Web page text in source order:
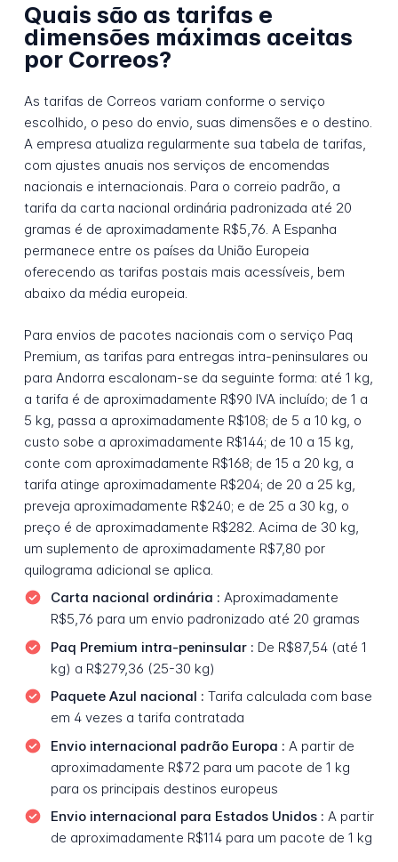
Quais são as tarifas e
dimensões máximas aceitas
por Correos?
As tarifas de Correos variam conforme o serviço
escolhido, o peso do envio, suas dimensões e o destino.
A empresa atualiza regularmente sua tabela de tarifas,
com ajustes anuais nos serviços de encomendas
nacionais e internacionais. Para o correio padrão, a
tarifa da carta nacional ordinária padronizada até 20
gramas é de aproximadamente R$5,76. A Espanha
permanece entre os países da União Europeia
oferecendo as tarifas postais mais acessíveis, bem
abaixo da média europeia.
Para envios de pacotes nacionais com o serviço Paq
Premium, as tarifas para entregas intra-peninsulares ou
para Andorra escalonam-se da seguinte forma: até 1 kg,
a tarifa é de aproximadamente R$90 IVA incluído; de 1 a
5 kg, passa a aproximadamente R$108; de 5 a 10 kg, o
custo sobe a aproximadamente R$144; de 10 a 15 kg,
conte com aproximadamente R$168; de 15 a 20 kg, a
tarifa atinge aproximadamente R$204; de 20 a 25 kg,
preveja aproximadamente R$240; e de 25 a 30 kg, o
preço é de aproximadamente R$282. Acima de 30 kg,
um suplemento de aproximadamente R$7,80 por
quilograma adicional se aplica.
Carta nacional ordinária : Aproximadamente
R$5,76 para um envio padronizado até 20 gramas
Paq Premium intra-peninsular : De R$87,54 (até 1
kg) a R$279,36 (25-30 kg)
Paquete Azul nacional : Tarifa calculada com base
em 4 vezes a tarifa contratada
Envio internacional padrão Europa : A partir de
aproximadamente R$72 para um pacote de 1 kg
para os principais destinos europeus
Envio internacional para Estados Unidos : A partir
de aproximadamente R$114 para um pacote de 1 kg